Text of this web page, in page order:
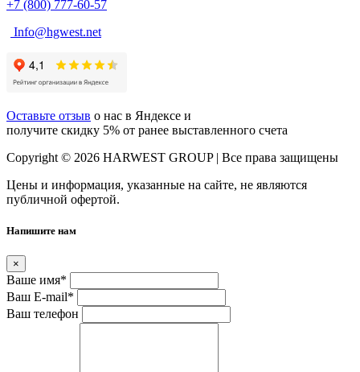
+7 (800) 777-60-57
Info@hgwest.net
Оставьте отзыв о нас в Яндексе и
получите скидку 5% от ранее выставленного счета
Copyright © 2026 HARWEST GROUP | Все права защищены
Цены и информация, указанные на сайте, не являются
публичной офертой.
Напишите нам
×
Ваше имя*
Ваш E-mail*
Ваш телефон